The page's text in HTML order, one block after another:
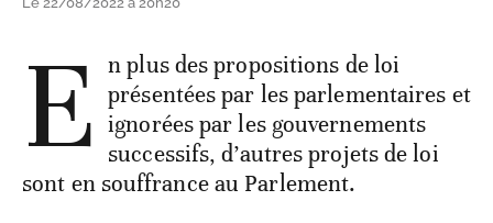
E n plus des propositions de loi
présentées par les parlementaires et
ignorées par les gouvernements
successifs, d’autres projets de loi
sont en souffrance au Parlement.